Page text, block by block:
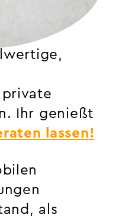
Ihr genießt
lassen!
als